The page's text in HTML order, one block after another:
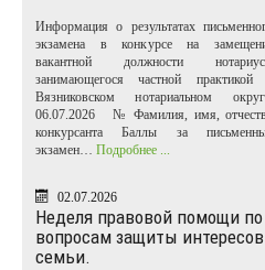
Информация о результатах
экзамена в конкурсе на
вакантной должности
занимающегося частной практикой
Вязниковском нотариальном
06.07.2026 № Фамилия, имя,
конкурсанта Баллы за
экзамен… Подробнее ...
02.07.2026
Неделя правовой помощи по
вопросам защиты интересов
семьи.